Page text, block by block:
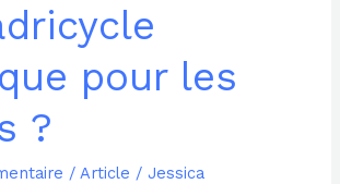
pour les
?
/ Article /Jessica